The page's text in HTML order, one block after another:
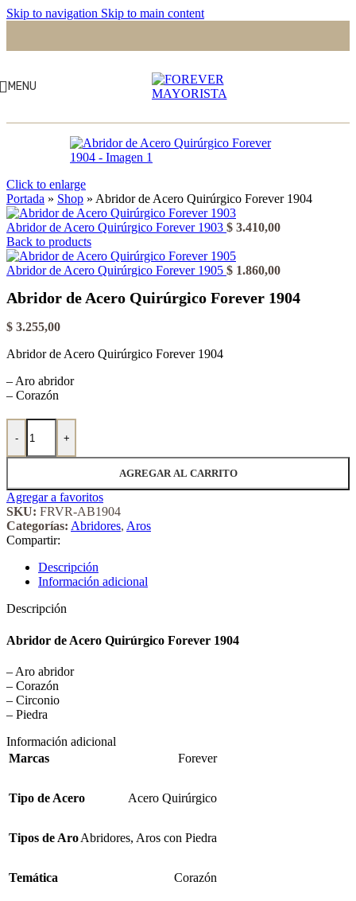
Skip to navigation Skip to main content
MENU
Click to enlarge
Portada » Shop » Abridor de Acero Quirúrgico Forever 1904
Abridor de Acero Quirúrgico Forever 1903 $ 3.410,00
Back to products
Abridor de Acero Quirúrgico Forever 1905 $ 1.860,00
Abridor de Acero Quirúrgico Forever 1904
$ 3.255,00
Abridor de Acero Quirúrgico Forever 1904
– Aro abridor
– Corazón
-
Abridor de Acero Quirúrgico Forever 1904 cantidad
+
AGREGAR AL CARRITO
Agregar a favoritos
SKU: FRVR-AB1904
Categorías: Abridores, Aros
Compartir:
Descripción
Información adicional
Descripción
Abridor de Acero Quirúrgico Forever 1904
– Aro abridor
– Corazón
– Circonio
– Piedra
Información adicional
Marcas
Forever
Tipo de Acero Acero Quirúrgico
Tipos de AroAbridores, Aros con Piedra
Temática Corazón